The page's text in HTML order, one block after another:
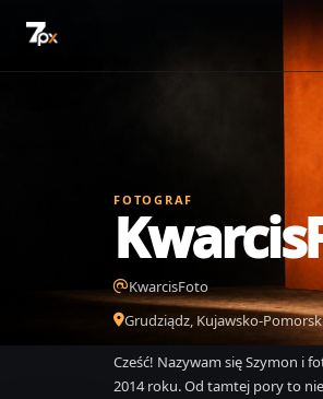
FOTOGRAF
KwarcisFoto
Grudziądz, Kujawsko-
Cześć! Nazywam się Szymon i
2014 roku. Od tamtej pory to